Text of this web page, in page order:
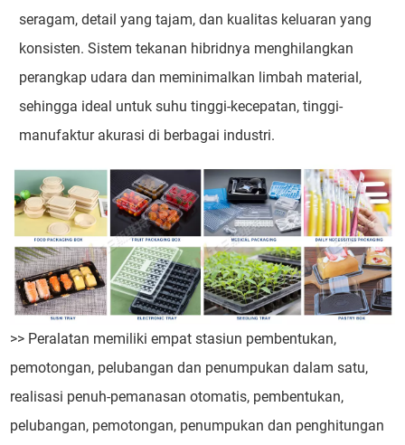
seragam, detail yang tajam, dan kualitas keluaran yang
konsisten. Sistem tekanan hibridnya menghilangkan
perangkap udara dan meminimalkan limbah material,
sehingga ideal untuk suhu tinggi-kecepatan, tinggi-
manufaktur akurasi di berbagai industri.
>> Peralatan memiliki empat stasiun pembentukan,
pemotongan, pelubangan dan penumpukan dalam satu,
realisasi penuh-pemanasan otomatis, pembentukan,
pelubangan, pemotongan, penumpukan dan penghitungan